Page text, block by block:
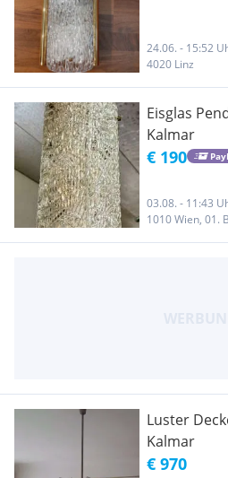
24.06. - 15:52
4020 Linz
Eisglas
Kalmar
€ 190
03.08. - 11:43
1010 Wien, 01.
Luster
Kalmar
€ 970